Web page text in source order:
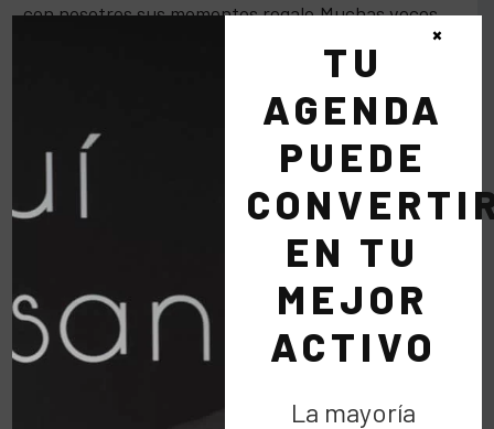
con nosotros sus momentos regalo.Muchas veces
se nos olvida que cada día es una pequeña vida
yque hay momentos que se nos pasan y no los
TU
AGENDA
PUEDE
EN TU
MEJOR
ACTIVO
La mayoría
×